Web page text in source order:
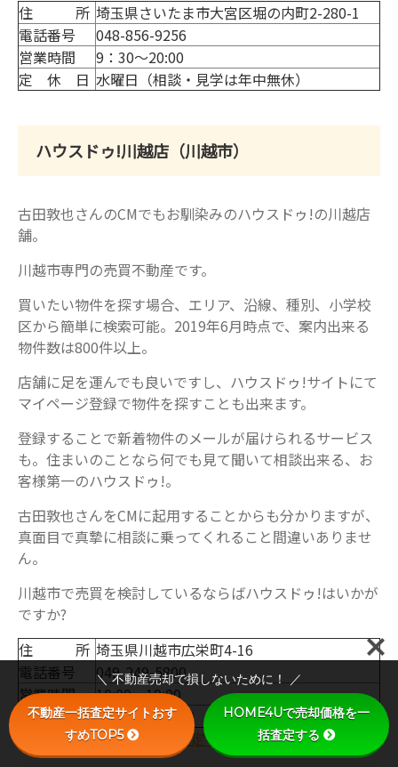
住 所 埼玉県さいたま市大宮区堀の内町2-280-1
電話番号
048-856-9256
営業時間
9：30～20:00
定 休 日 水曜日（相談・見学は年中無休）
ハウスドゥ!川越店（川越市）
古田敦也さんのCMでもお馴染みのハウスドゥ!の川越店
舗。
川越市専門の売買不動産です。
買いたい物件を探す場合、エリア、沿線、種別、小学校
区から簡単に検索可能。2019年6月時点で、案内出来る
物件数は800件以上。
店舗に足を運んでも良いですし、ハウスドゥ!サイトにて
マイページ登録で物件を探すことも出来ます。
登録することで新着物件のメールが届けられるサービス
も。住まいのことなら何でも見て聞いて相談出来る、お
客様第一のハウスドゥ!。
古田敦也さんをCMに起用することからも分かりますが、
真面目で真摯に相談に乗ってくれること間違いありませ
ん。
川越市で売買を検討しているならばハウスドゥ!はいかが
ですか?
住 所 埼玉県川越市広栄町4-16
電話番号
049-249-5800
営業時間
10:00～19:00
定 休 日 火曜日・水曜日
「HOME4U」で売却一括査定をしてみる⇒
＼ 不動産売却で損しないために！ ／
不動産一括査定サイトおす
すめTOP5
HOME4Uで売却価格を一
括査定する